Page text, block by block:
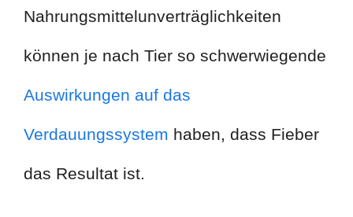
Nahrungsmittelunverträglichkeiten
können je nach Tier so schwerwiegende
Auswirkungen auf das
Verdauungssystem haben, dass Fieber
das Resultat ist.